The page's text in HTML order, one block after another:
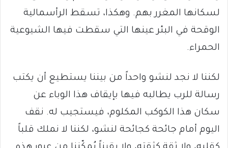
لسكانها المغرر بهم. وهكذا، تسقط الرأسمالية
الوقحة في البئر عينها التي سقطت فيها الشيوعية
الحمراء.
لكننا لا نجد لنشو واحداً من بيننا يستطيع أن يكتب
رسالة للرب يطالبه فيها بإيقاف هذا الوباء عن
سكان هذا الكوكب المكلوم، فيستجيب له. نقف
اليوم أمام جائحة كجائحة لنشو، لكننا لا نملك قلباً